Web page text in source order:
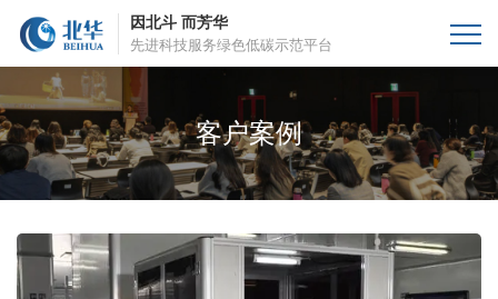
因北斗 而芳华
先进科技服务绿色低碳示范平台
客户案例